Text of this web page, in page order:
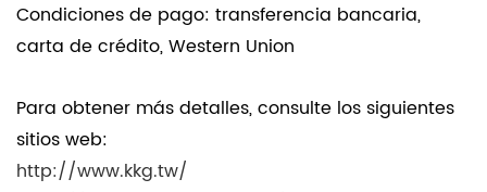
Condiciones de pago: transferencia bancaria,
carta de crédito, Western Union
Para obtener más detalles, consulte los siguientes
sitios web:
http://www.kkg.tw/